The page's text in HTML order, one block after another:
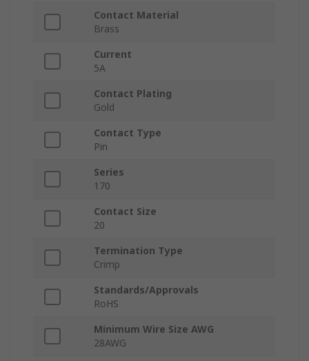
Contact Material
Brass
Current
5A
Contact Plating
Gold
Contact Type
Pin
Series
170
Contact Size
20
Termination Type
Crimp
Standards/Approvals
RoHS
Minimum Wire Size AWG
28AWG